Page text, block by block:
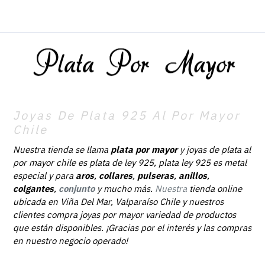
Joyas De Plata 925 Al Por Mayor
Chile
Nuestra tienda se llama plata por mayory joyas de plata al
por mayor chile es plata de ley 925, plata ley 925 es metal
especial y para aros, collares, pulseras, anillos,
colgantes, conjunto y mucho más. Nuestra tienda online
ubicada en Viña Del Mar, Valparaíso Chile y nuestros
clientes compra joyas por mayor variedad de productos
que están disponibles. ¡Gracias por el interés y las compras
en nuestro negocio operado!